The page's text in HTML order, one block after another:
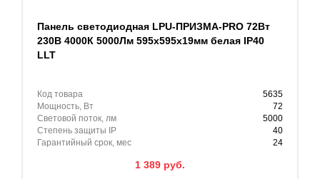
Панель светодиодная LPU-ПРИЗМА-PRO 72Вт
230В 4000К 5000Лм 595х595х19мм белая IP40
LLT
Код товара
5635
Мощность, Вт
72
Световой поток, лм
5000
Степень защиты IP
40
Гарантийный срок, мес
24
1 389 руб.